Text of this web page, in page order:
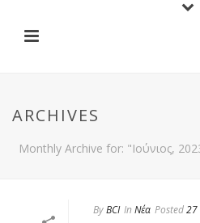
ARCHIVES
Monthly Archive for: "Ιούνιος,
ByBCI In Νέα Posted27